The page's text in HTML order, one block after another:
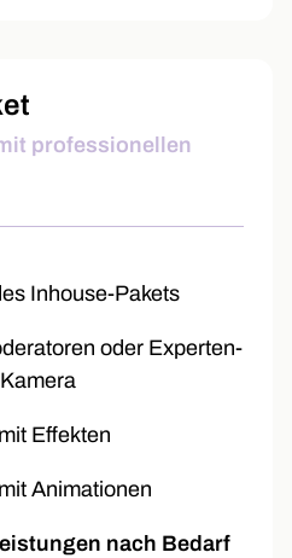
professionellen
Inhouse-Pakets
oder Experten-
Effekten
Animationen
nach Bedarf